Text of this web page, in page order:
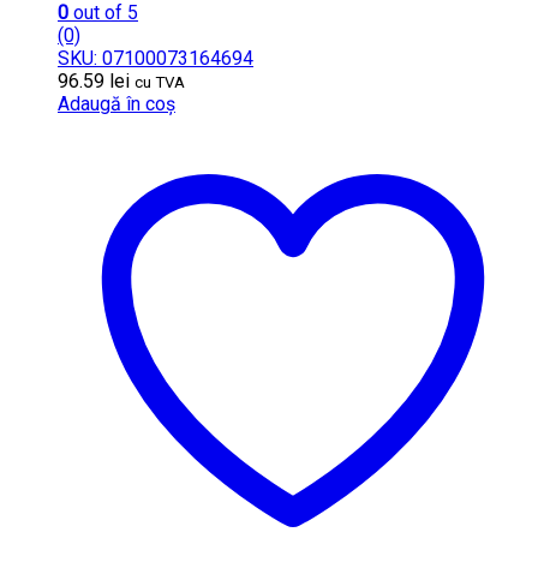
0 out of 5
(0)
SKU: 07100073164694
96.59 lei cu TVA
Adaugă în coș